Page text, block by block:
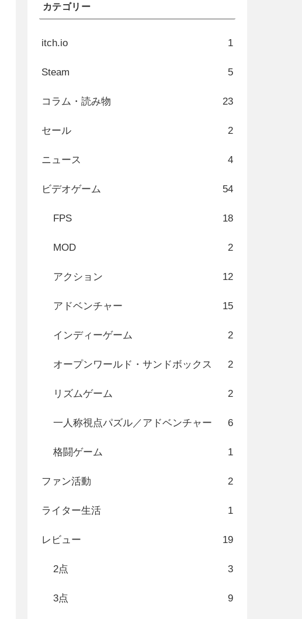
カテゴリー
itch.io 1
Steam 5
コラム・読み物 23
セール 2
ニュース 4
ビデオゲーム 54
FPS 18
MOD 2
アクション 12
アドベンチャー 15
インディーゲーム 2
オープンワールド・サンドボックス 2
リズムゲーム 2
一人称視点パズル／アドベンチャー 6
格闘ゲーム 1
ファン活動 2
ライター生活 1
レビュー 19
2点 3
3点 9